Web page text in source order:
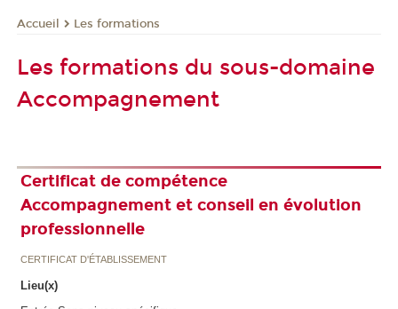
Accueil Les formations
Les formations du sous-domaine
Accompagnement
Certificat de compétence
Accompagnement et conseil en évolution
professionnelle
CERTIFICAT D'ÉTABLISSEMENT
Lieu(x)